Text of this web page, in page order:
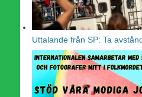
Uttalande från SP: Ta